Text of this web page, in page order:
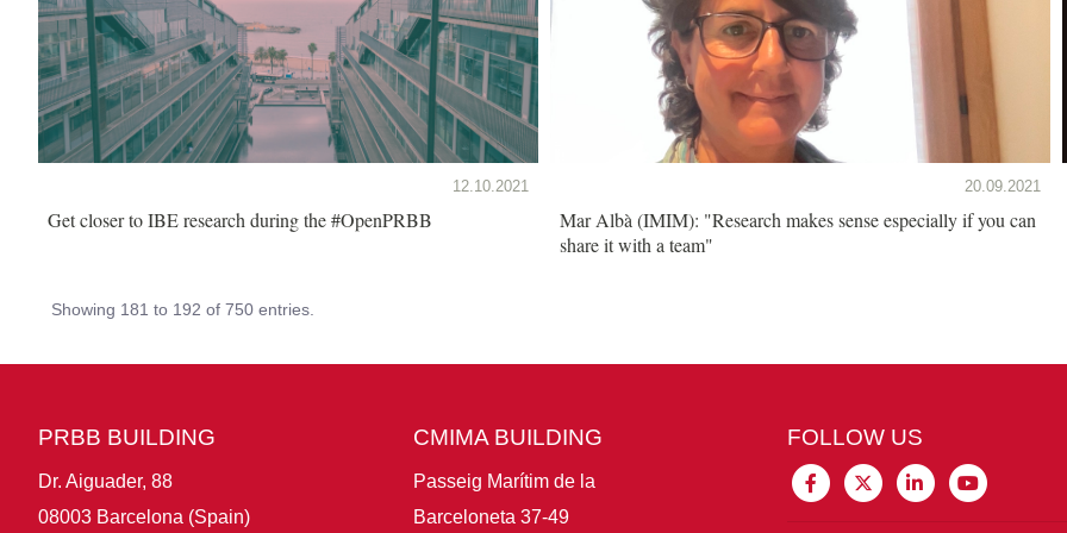
12.10.2021
Get closer to IBE research during the #OpenPRBB
20.09.2021
Mar Albà (IMIM): "Research makes sense especially if you can
share it with a team"
Showing 181 to 192 of 750 entries.
PRBB BUILDING
Dr. Aiguader, 88
08003 Barcelona (Spain)
CMIMA BUILDING
Passeig Marítim de la
Barceloneta 37-49
FOLLOW US